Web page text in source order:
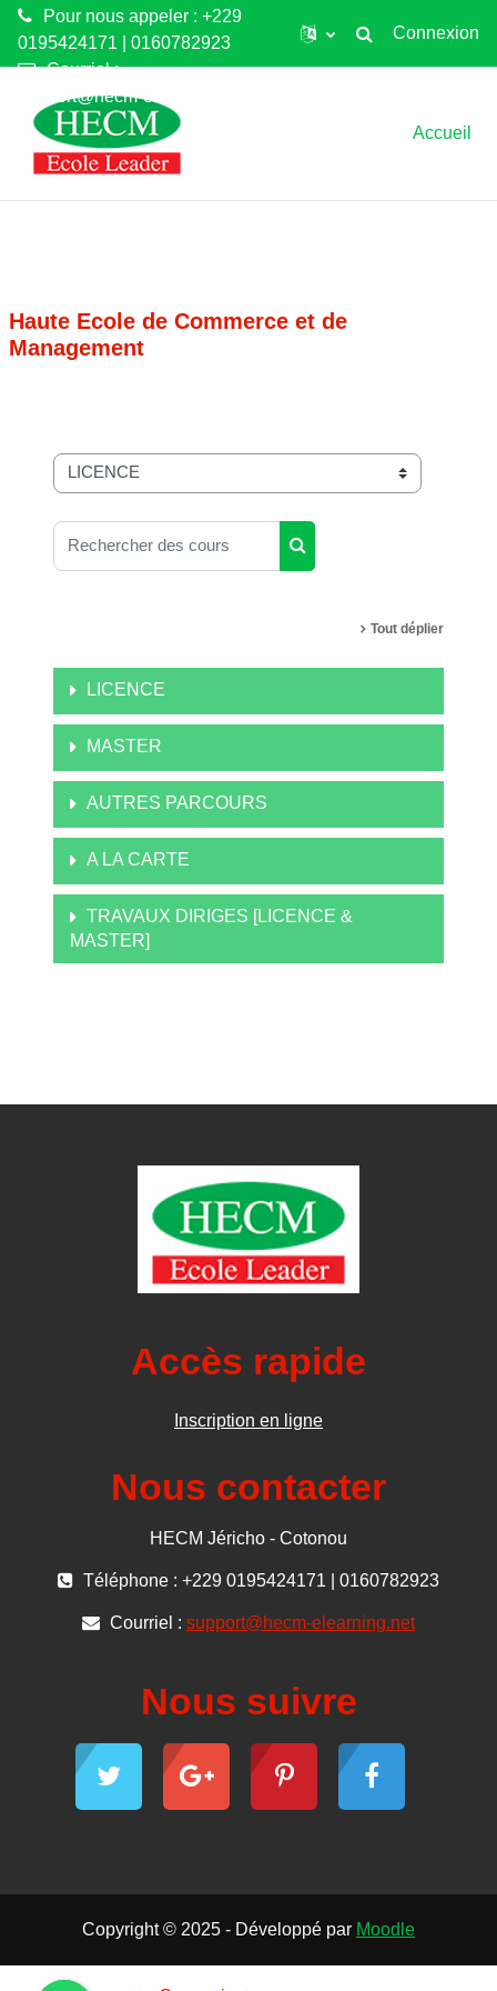
Pour nous appeler : +229
0195424171 | 0160782923
Courriel :
support@hecm-elearning.net
Toggle search input
Connexion
Accueil
Haute Ecole de Commerce et de
Management
Catégories de cours
Rechercher des cours
Rechercher des cours
Tout déplier
LICENCE
MASTER
AUTRES PARCOURS
A LA CARTE
TRAVAUX DIRIGES [LICENCE &
MASTER]
Accès rapide
Inscription en ligne
Nous contacter
HECM Jéricho - Cotonou
Téléphone : +229 0195424171 | 0160782923
Courriel : support@hecm-elearning.net
Nous suivre
Copyright © 2025 - Développé par Moodle